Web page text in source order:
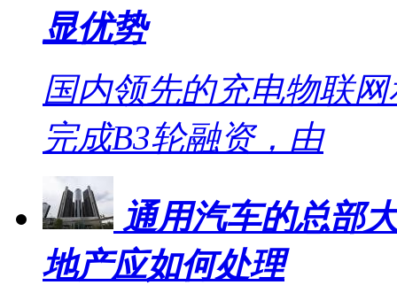
显优势
国内领先的充电物联
完成B3轮融资，由
通用汽车的总部
地产应如何处理